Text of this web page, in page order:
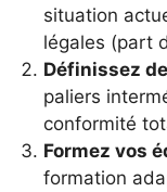
situation
légales (part
Définissez
paliers
conformité
Formez vos
formation